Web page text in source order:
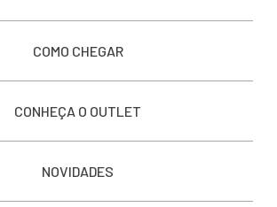
COMO CHEGAR
CONHEÇA O OUTLET
NOVIDADES